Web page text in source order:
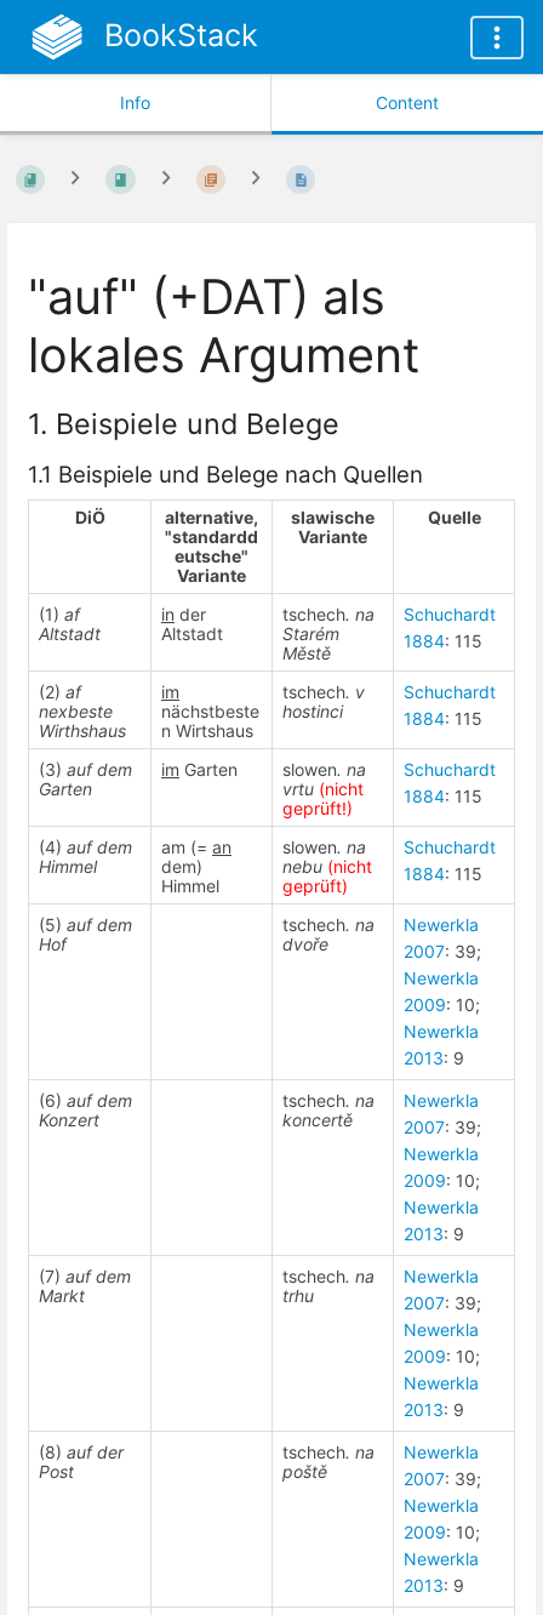
BookStack
Info Content
"auf" (+DAT) als
lokales Argument
1. Beispiele und Belege
1.1 Beispiele und Belege nach Quellen
DiÖ
alternative,
"standardd
eutsche"
Variante
slawische
Variante
Quelle
(1) af
Altstadt
in der
Altstadt
tschech. na
Starém
Městě
Schuchardt
1884: 115
(2) af
nexbeste
Wirthshaus
im
nächstbeste
n Wirtshaus
tschech. v
hostinci
Schuchardt
1884: 115
(3) auf dem
Garten
im Garten slowen. na
vrtu (nicht
geprüft!)
Schuchardt
1884: 115
(4) auf dem
Himmel
am (= an
dem)
Himmel
slowen. na
nebu (nicht
geprüft)
Schuchardt
1884: 115
(5) auf dem
Hof
tschech. na
dvoře
Newerkla
2007: 39;
Newerkla
2009: 10;
Newerkla
2013: 9
(6) auf dem
Konzert
tschech. na
koncertě
Newerkla
2007: 39;
Newerkla
2009: 10;
Newerkla
2013: 9
(7) auf dem
Markt
tschech. na
trhu
Newerkla
2007: 39;
Newerkla
2009: 10;
Newerkla
2013: 9
(8) auf der
Post
tschech. na
poště
Newerkla
2007: 39;
Newerkla
2009: 10;
Newerkla
2013: 9